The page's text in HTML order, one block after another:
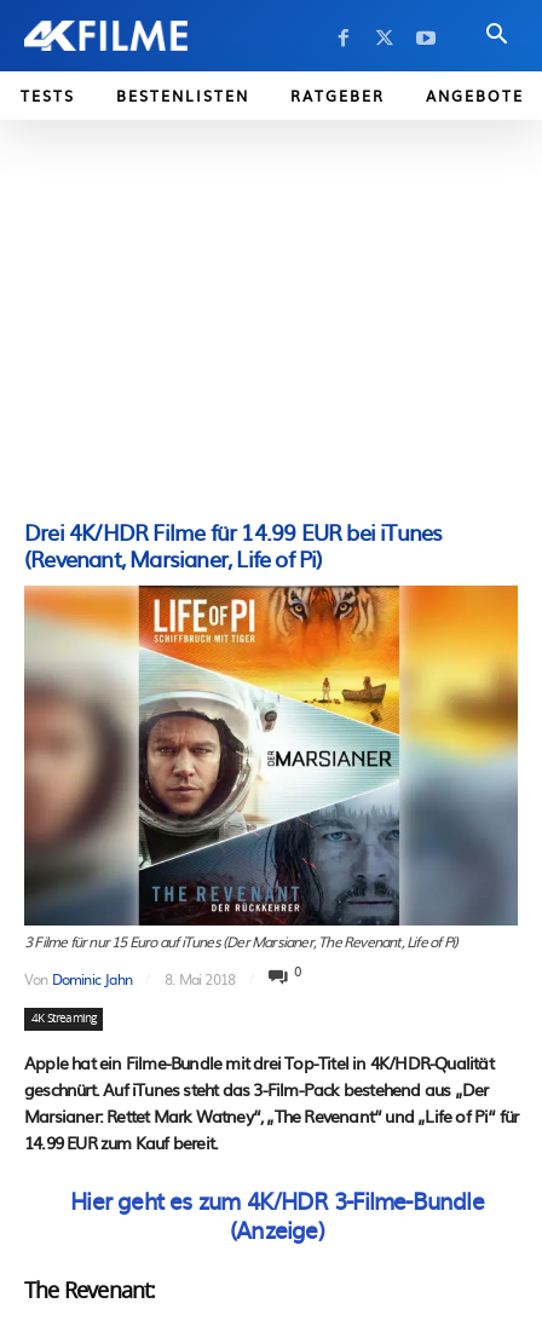
TESTS BESTENLISTEN RATGEBER ANGEBOTE
Drei 4K/HDR Filme für 14.99 EUR bei iTunes
(Revenant, Marsianer, Life of Pi)
3 Filme für nur 15 Euro auf iTunes (Der Marsianer, The Revenant, Life of Pi)
Von Dominic Jahn 8. Mai 2018 0
4K Streaming
Apple hat ein Filme-Bundle mit drei Top-Titel in 4K/HDR-Qualität
geschnürt. Auf iTunes steht das 3-Film-Pack bestehend aus „Der
Marsianer: Rettet Mark Watney“, „The Revenant“ und „Life of Pi“ für
14.99 EUR zum Kauf bereit.
Hier geht es zum 4K/HDR 3-Filme-Bundle
(Anzeige)
The Revenant: